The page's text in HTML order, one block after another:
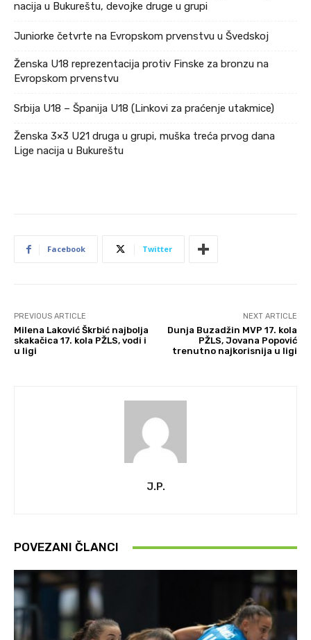
nacija u Bukureštu, devojke druge u grupi
Juniorke četvrte na Evropskom prvenstvu u Švedskoj
Ženska U18 reprezentacija protiv Finske za bronzu na
Evropskom prvenstvu
Srbija U18 – Španija U18 (Linkovi za praćenje utakmice)
Ženska 3×3 U21 druga u grupi, muška treća prvog dana
Lige nacija u Bukureštu
Facebook Twitter
PREVIOUS ARTICLE
Milena Laković Škrbić najbolja
skakačica 17. kola PŽLS, vodi i
u ligi
NEXT ARTICLE
Dunja Buzadžin MVP 17. kola
PŽLS, Jovana Popović
trenutno najkorisnija u ligi
J.P.
POVEZANI ČLANCI